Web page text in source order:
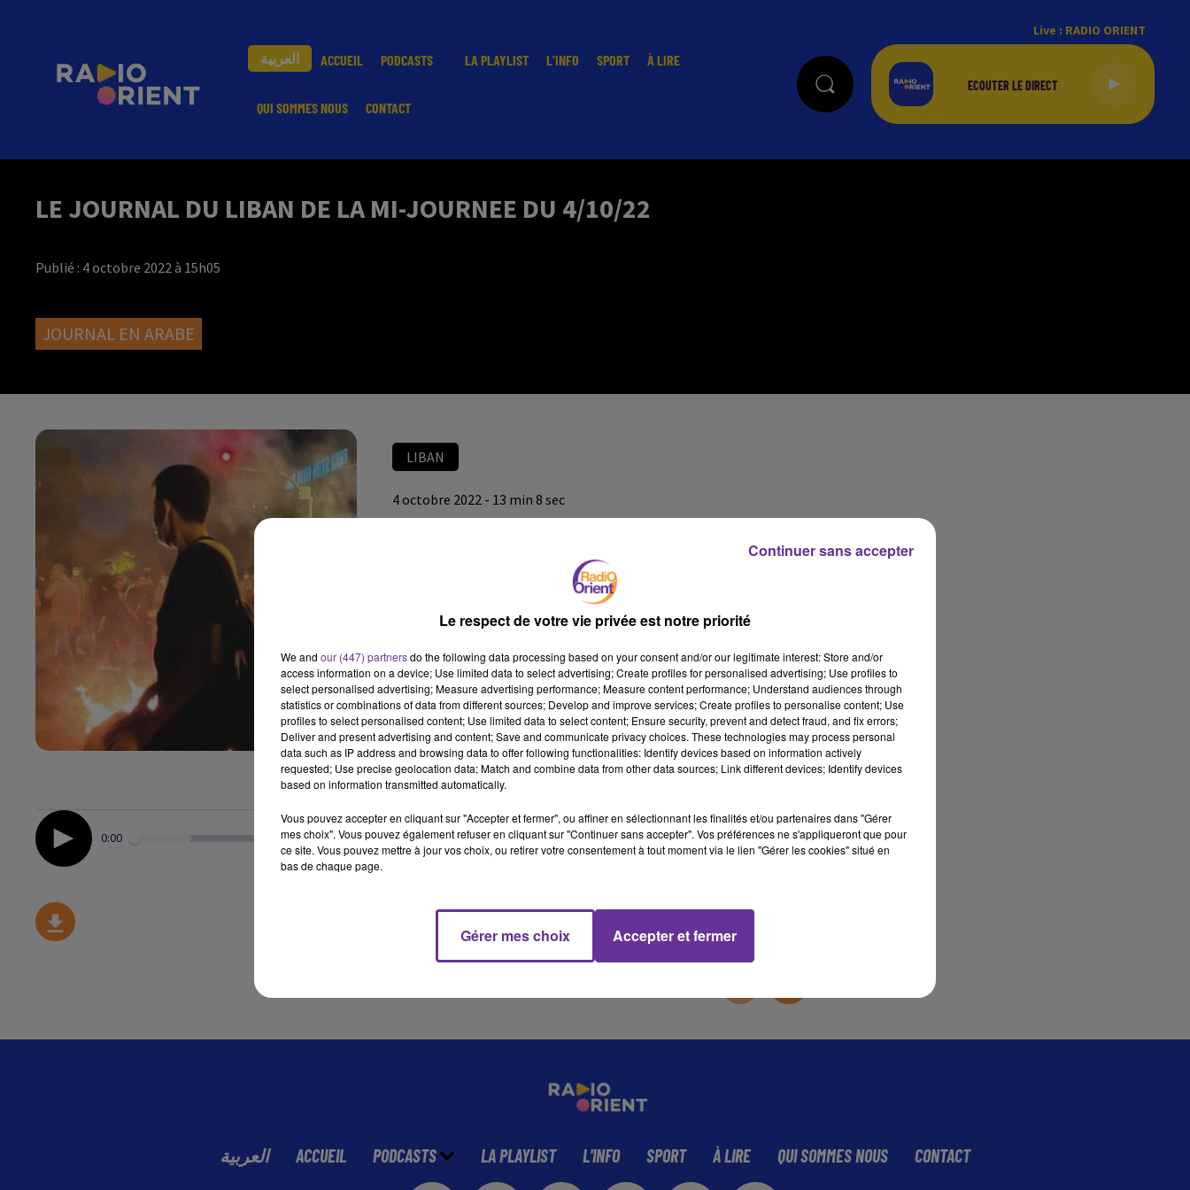
العربية ACCUEIL PODCASTS LA PLAYLIST L'INFO SPORT À LIRE
QUI SOMMES NOUS CONTACT
Live : RADIO ORIENT
LE JOURNAL DU LIBAN DE LA MI-JOURNEE DU 4/10/22
Publié : 4 octobre 2022 à 15h05
JOURNAL EN ARABE
LIBAN
4 octobre 2022 - 13 min 8 sec
LE JOURNAL DU LIBAN DE LA MI-JOURNEE DU 4/10/22
0:00 13 min 8 sec
العربية ACCUEIL PODCASTS LA PLAYLIST L'INFO SPORT À LIRE QUI SOMMES NOUS CONTACT
Le respect de votre vie privée est notre priorité
We and our (447) partnersdo the following data processing based on your consent and/or our legitimate interest: Store and/or
access information on a device; Use limited data to select advertising; Create profiles for personalised advertising; Use profiles to
select personalised advertising; Measure advertising performance; Measure content performance; Understand audiences through
statistics or combinations of data from different sources; Develop and improve services; Create profiles to personalise content; Use
profiles to select personalised content; Use limited data to select content; Ensure security, prevent and detect fraud, and fix errors;
Deliver and present advertising and content; Save and communicate privacy choices. These technologies may process personal
data such as IP address and browsing data to offer following functionalities: Identify devices based on information actively
requested; Use precise geolocation data; Match and combine data from other data sources; Link different devices; Identify devices
based on information transmitted automatically.
Vous pouvez accepter en cliquant sur "Accepter et fermer", ou affiner en sélectionnant les finalités et/ou partenaires dans "Gérer
mes choix". Vous pouvez également refuser en cliquant sur "Continuer sans accepter". Vos préférences ne s'appliqueront que pour
ce site. Vous pouvez mettre à jour vos choix, ou retirer votre consentement à tout moment via le lien "Gérer les cookies" situé en
bas de chaque page.
Gérer mes choix Accepter et fermer
Continuer sans accepter